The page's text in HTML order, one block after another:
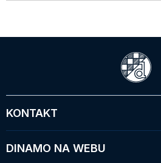
KONTAKT
DINAMO NA WEBU